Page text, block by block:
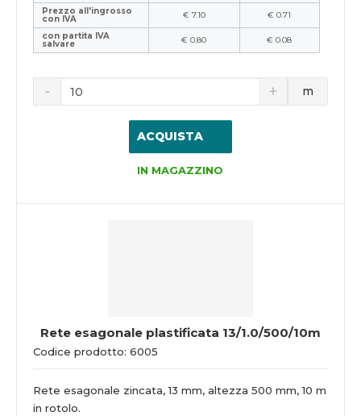
Prezzo all'ingrosso
con IVA € 7.10
€ 0.71
con partita IVA
salvare € 0.80 € 0.08
m
ACQUISTA
IN MAGAZZINO
Rete esagonale plastificata 13/1.0/500/10m
Codice prodotto: 6005
Rete esagonale zincata, 13 mm, altezza 500 mm, 10 m
in rotolo.